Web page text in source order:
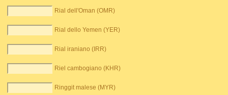
Rial dell'Oman (OMR)
Rial dello Yemen (YER)
Rial iraniano (IRR)
Riel cambogiano (KHR)
Ringgit malese (MYR)